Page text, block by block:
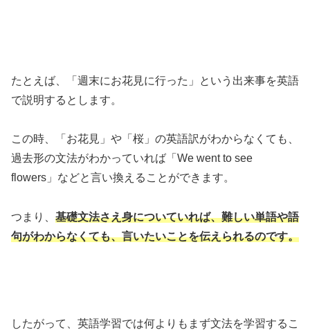
たとえば、「週末にお花見に行った」という出来事を英語
で説明するとします。
この時、「お花見」や「桜」の英語訳がわからなくても、
過去形の文法がわかっていれば「We went to see
flowers」などと言い換えることができます。
つまり、 基礎文法さえ身についていれば、難しい単語や語
句がわからなくても、言いたいことを伝えられるのです。
したがって、英語学習では何よりもまず文法を学習するこ